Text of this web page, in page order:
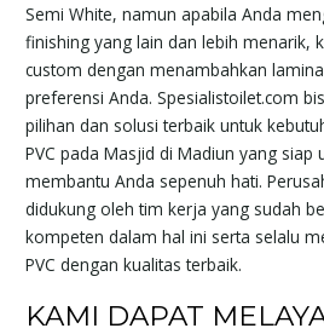
Semi White, namun apabila Anda
finishing yang lain dan lebih menarik,
custom dengan menambahkan
preferensi Anda. Spesialistoilet.com
pilihan dan solusi terbaik untuk
PVC pada Masjid di Madiun yang siap
membantu Anda sepenuh hati.
didukung oleh tim kerja yang sudah
kompeten dalam hal ini serta selalu
PVC dengan kualitas terbaik.
KAMI DAPAT